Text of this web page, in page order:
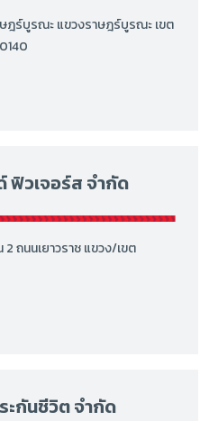
ฎร์บูรณะ แขวงราษฎร์บูรณะ เขต
ฟิวเจอร์ส จำกัด
ถนนเยาวราช แขวง/เขต
กันชีวิต จำกัด